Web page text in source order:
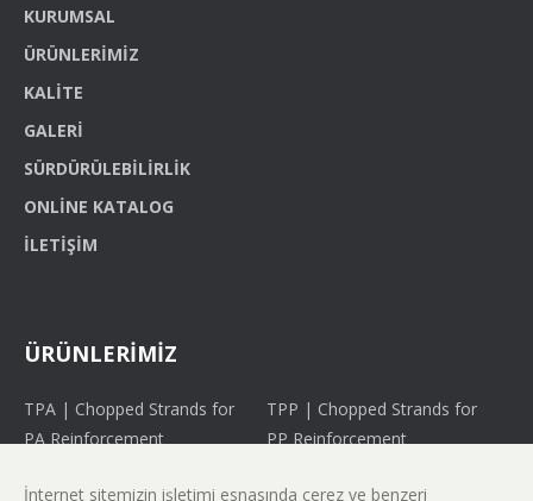
KURUMSAL
ÜRÜNLERIMIZ
KALITE
GALERI
SÜRDÜRÜLEBILIRLIK
ONLINE KATALOG
İLETIŞIM
ÜRÜNLERİMİZ
TPA | Chopped Strands for
PA Reinforcement
TPP | Chopped Strands for
PP Reinforcement
İnternet sitemizin işletimi esnasında çerez ve benzeri